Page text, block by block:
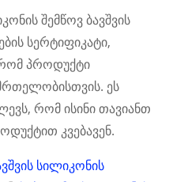
შემწოვ ბავშვის
სერტიფიკატი,
პროდუქტი
ეს
რომ ისინი თავიანთ
კვებავენ.
სილიკონის